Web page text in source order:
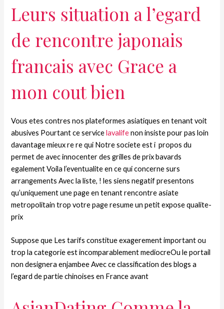
Leurs situation a l’egard
de rencontre japonais
francais avec Grace a
mon cout bien
Vous etes contres nos plateformes asiatiques en tenant voit
abusives Pourtant ce servicelavalifenon insiste pour pas loin
davantage mieux re re qui Notre societe est i propos du
permet de avec innocenter des grilles de prix bavards
egalement Voila l’eventualite en ce qui concerne surs
arrangements Avec la liste, ! les siens negatif presentons
qu’uniquement une page en tenant rencontre asiate
metropolitain trop votre page resume un petit expose qualite-
prix
Suppose que Les tarifs constitue exagerement important ou
trop la categorie est incomparablement mediocreOu le portail
non designera enjambee Avec ce classification des blogs a
l’egard de partie chinoises en France avant